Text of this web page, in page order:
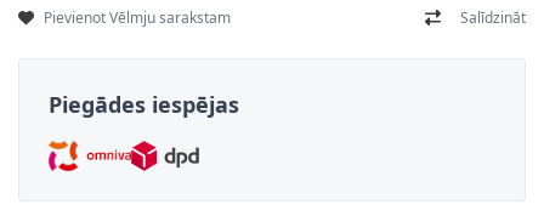
Pievienot Vēlmju sarakstam Salīdzināt
Piegādes iespējas